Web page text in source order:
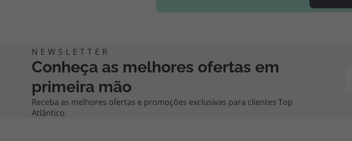
Conheça as melhores ofertas em
primeira mão
Receba as melhores ofertas e promoções exclusivas para clientes Top
Atlântico.